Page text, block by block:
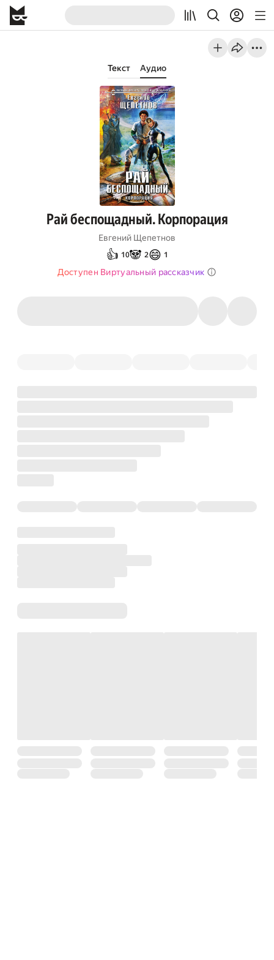
Текст Аудио
Рай беспощадный. Корпорация
Евгений Щепетнов
👍 10🐼 2😄 1
Доступен Виртуальный рассказчик